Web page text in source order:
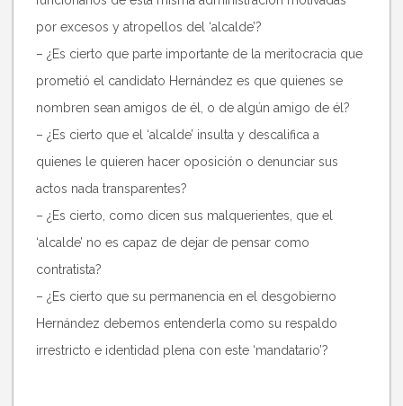
por excesos y atropellos del ‘alcalde’?
– ¿Es cierto que parte importante de la meritocracia que
prometió el candidato Hernández es que quienes se
nombren sean amigos de él, o de algún amigo de él?
– ¿Es cierto que el ‘alcalde’ insulta y descalifica a
quienes le quieren hacer oposición o denunciar sus
actos nada transparentes?
– ¿Es cierto, como dicen sus malquerientes, que el
‘alcalde’ no es capaz de dejar de pensar como
contratista?
– ¿Es cierto que su permanencia en el desgobierno
Hernández debemos entenderla como su respaldo
irrestricto e identidad plena con este ‘mandatario’?